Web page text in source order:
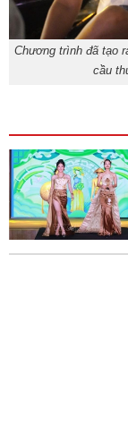
Chương trình đã tạo
cầu